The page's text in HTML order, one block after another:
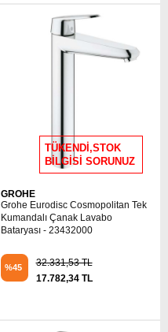
TÜKENDİ,STOK
BİLGİSİ SORUNUZ
GROHE
Grohe Eurodisc Cosmopolitan Tek
Kumandalı Çanak Lavabo
Bataryası - 23432000
%45
32.331,53 TL
17.782,34 TL